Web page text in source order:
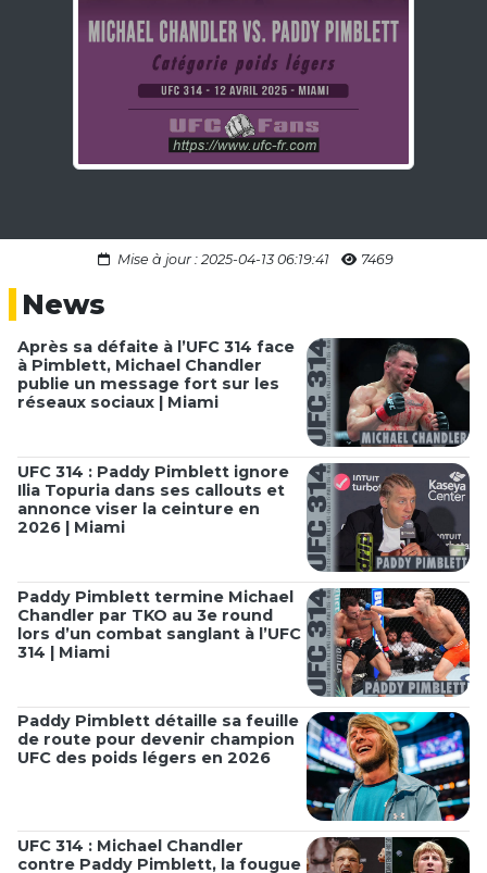
Mise à jour : 2025-04-13 06:19:41 7469
News
Après sa défaite à l’UFC 314 face
à Pimblett, Michael Chandler
publie un message fort sur les
réseaux sociaux | Miami
UFC 314 : Paddy Pimblett ignore
Ilia Topuria dans ses callouts et
annonce viser la ceinture en
2026 | Miami
Paddy Pimblett termine Michael
Chandler par TKO au 3e round
lors d’un combat sanglant à l’UFC
314 | Miami
Paddy Pimblett détaille sa feuille
de route pour devenir champion
UFC des poids légers en 2026
UFC 314 : Michael Chandler
contre Paddy Pimblett, la fougue